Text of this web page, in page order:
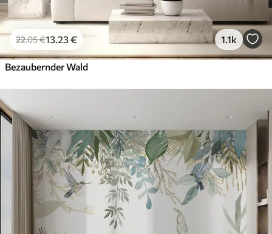
22.05€13 .23€ 1.1k
Bezaubernder Wald